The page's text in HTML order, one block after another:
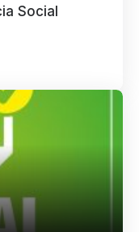
Social